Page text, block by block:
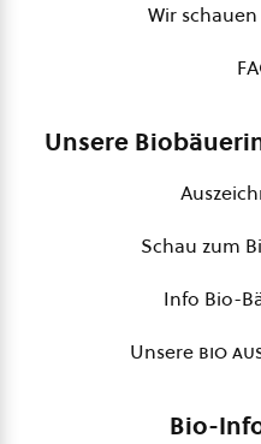
Wir
Unsere
Schau zum
Info Bio-
Unsere bio
Bio-